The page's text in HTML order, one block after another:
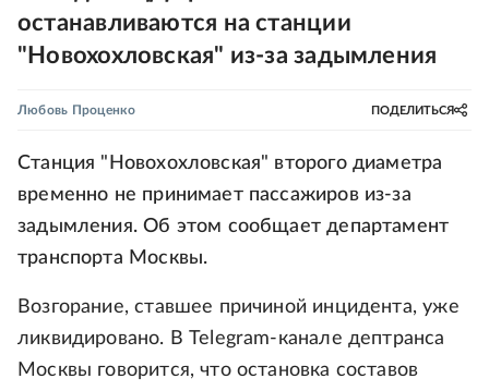
останавливаются на станции
"Новохохловская" из-за задымления
Любовь Проценко ПОДЕЛИТЬСЯ
Станция "Новохохловская" второго диаметра
временно не принимает пассажиров из-за
задымления. Об этом сообщает департамент
транспорта Москвы.
Возгорание, ставшее причиной инцидента, уже
ликвидировано. В Telegram-канале дептранса
Москвы говорится, что остановка составов